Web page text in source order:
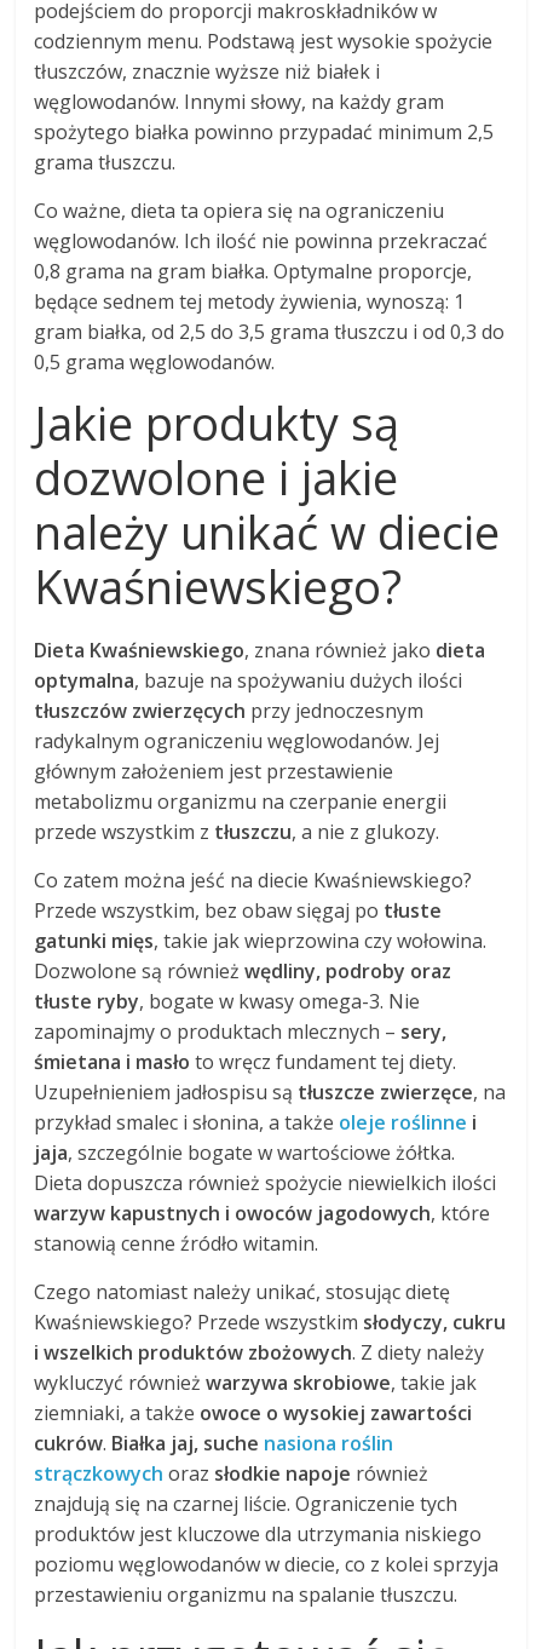
podejściem do proporcji makroskładników w
codziennym menu. Podstawą jest wysokie spożycie
tłuszczów, znacznie wyższe niż białek i
węglowodanów. Innymi słowy, na każdy gram
spożytego białka powinno przypadać minimum 2,5
grama tłuszczu.
Co ważne, dieta ta opiera się na ograniczeniu
węglowodanów. Ich ilość nie powinna przekraczać
0,8 grama na gram białka. Optymalne proporcje,
będące sednem tej metody żywienia, wynoszą: 1
gram białka, od 2,5 do 3,5 grama tłuszczu i od 0,3 do
0,5 grama węglowodanów.
Jakie produkty są
dozwolone i jakie
należy unikać w diecie
Kwaśniewskiego?
Dieta Kwaśniewskiego, znana również jako dieta
optymalna, bazuje na spożywaniu dużych ilości
tłuszczów zwierzęcych przy jednoczesnym
radykalnym ograniczeniu węglowodanów. Jej
głównym założeniem jest przestawienie
metabolizmu organizmu na czerpanie energii
przede wszystkim z tłuszczu, a nie z glukozy.
Co zatem można jeść na diecie Kwaśniewskiego?
Przede wszystkim, bez obaw sięgaj po tłuste
gatunki mięs, takie jak wieprzowina czy wołowina.
Dozwolone są równieżwędliny, podroby oraz
tłuste ryby, bogate w kwasy omega-3. Nie
zapominajmy o produktach mlecznych – sery,
śmietana i masło to wręcz fundament tej diety.
Uzupełnieniem jadłospisu są tłuszcze zwierzęce, na
przykład smalec i słonina, a także oleje roślinne i
jaja, szczególnie bogate w wartościowe żółtka.
Dieta dopuszcza również spożycie niewielkich ilości
warzyw kapustnych i owoców jagodowych, które
stanowią cenne źródło witamin.
Czego natomiast należy unikać, stosując dietę
Kwaśniewskiego? Przede wszystkim słodyczy, cukru
i wszelkich produktów zbożowych. Z diety należy
wykluczyć równieżwarzywa skrobiowe, takie jak
ziemniaki, a także owoce o wysokiej zawartości
cukrów. Białka jaj, suche nasiona roślin
strączkowych oraz słodkie napoje również
znajdują się na czarnej liście. Ograniczenie tych
produktów jest kluczowe dla utrzymania niskiego
poziomu węglowodanów w diecie, co z kolei sprzyja
przestawieniu organizmu na spalanie tłuszczu.